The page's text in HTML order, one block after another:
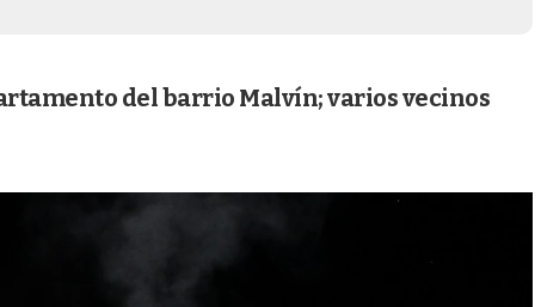
del barrio Malvín; varios vecinos